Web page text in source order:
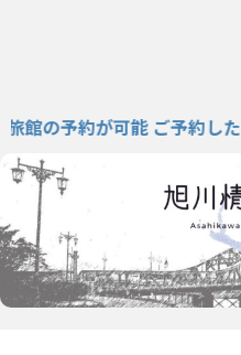
の予約が可能 ご予約したい